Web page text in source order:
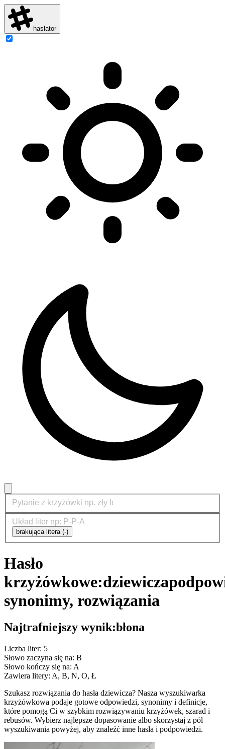
haslator
brakująca litera (-)
Hasło
krzyżówkowe:dziewicza
synonimy, rozwiązania
Najtrafniejszy wynik:błona
Liczba liter: 5
Słowo zaczyna się na: B
Słowo kończy się na: A
Zawiera litery: A, B, N, O, Ł
Szukasz rozwiązania do hasła dziewicza? Nasza wyszukiwarka
krzyżówkowa podaje gotowe odpowiedzi, synonimy i definicje,
które pomogą Ci w szybkim rozwiązywaniu krzyżówek, szarad i
rebusów. Wybierz najlepsze dopasowanie albo skorzystaj z pól
wyszukiwania powyżej, aby znaleźć inne hasła i podpowiedzi.